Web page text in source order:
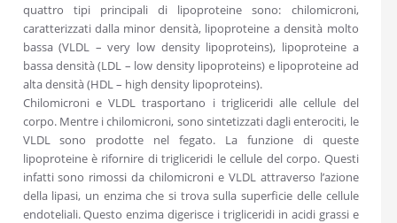
quattro tipi principali di lipoproteine sono: chilomicroni,
caratterizzati dalla minor densità, lipoproteine a densità molto
bassa (VLDL – very low density lipoproteins), lipoproteine a
bassa densità (LDL – low density lipoproteins) e lipoproteine ad
alta densità (HDL – high density lipoproteins).
Chilomicroni e VLDL trasportano i trigliceridi alle cellule del
corpo. Mentre i chilomicroni, sono sintetizzati dagli enterociti, le
VLDL sono prodotte nel fegato. La funzione di queste
lipoproteine è rifornire di trigliceridi le cellule del corpo. Questi
infatti sono rimossi da chilomicroni e VLDL attraverso l’azione
della lipasi, un enzima che si trova sulla superficie delle cellule
endoteliali. Questo enzima digerisce i trigliceridi in acidi grassi e